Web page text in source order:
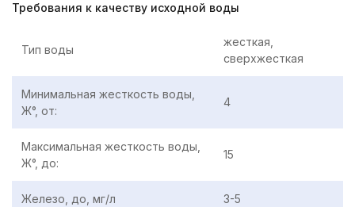
Требования к качеству исходной воды
Тип воды
жесткая,
сверхжесткая
Минимальная жесткость воды,
Ж°, от:
4
Максимальная жесткость воды,
Ж°, до:
15
Железо, до, мг/л 3-5